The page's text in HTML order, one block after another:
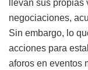
llevan sus
negociaciones,
Sin embargo, lo
acciones para
aforos en eventos